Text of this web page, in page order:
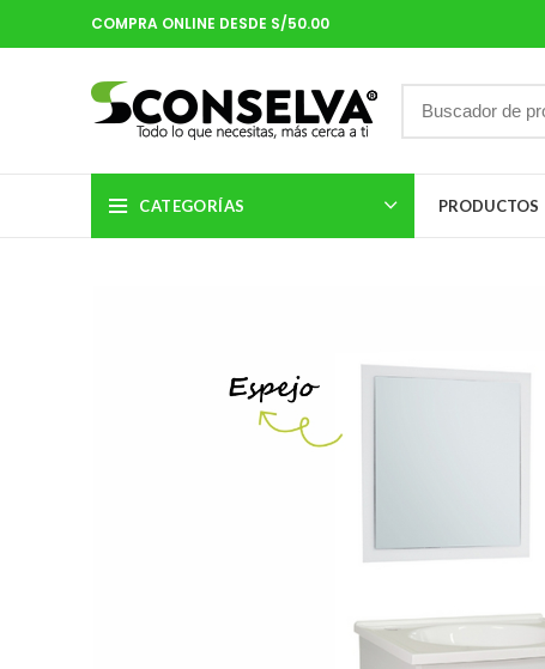
COMPRA ONLINE DESDE S/50.00
CATEGORÍAS PRODUCTOS